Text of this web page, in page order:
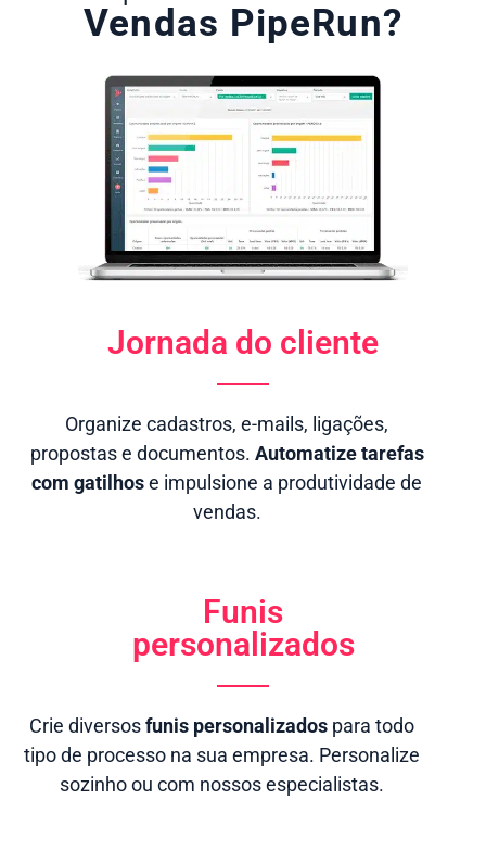
Vendas PipeRun?
Jornada do cliente
Organize cadastros, e-mails, ligações,
propostas e documentos. Automatize tarefas
com gatilhose impulsione a produtividade de
vendas.
Funis
personalizados
Crie diversosfunis personalizadospara todo
tipo de processo na sua empresa. Personalize
sozinho ou com nossos especialistas.